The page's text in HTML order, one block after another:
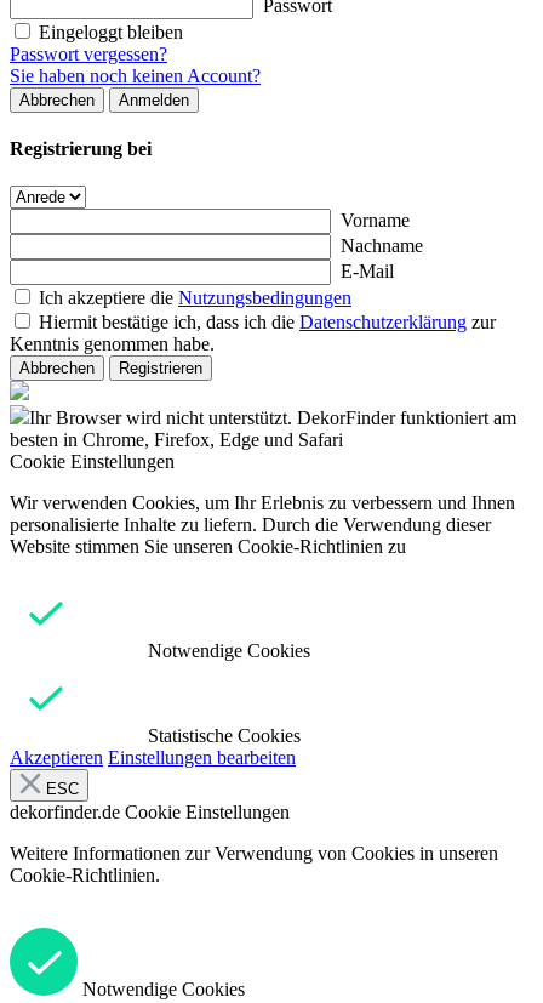
Passwort
Eingeloggt bleiben
Passwort vergessen?
Sie haben noch keinen Account?
Abbrechen Anmelden
Registrierung bei
Vorname
Nachname
E-Mail
Ich akzeptiere die Nutzungsbedingungen
Hiermit bestätige ich, dass ich die Datenschutzerklärung zur
Kenntnis genommen habe.
Abbrechen Registrieren
Ihr Browser wird nicht unterstützt. DekorFinder funktioniert am
besten in Chrome, Firefox, Edge und Safari
Cookie Einstellungen
Wir verwenden Cookies, um Ihr Erlebnis zu verbessern und Ihnen
personalisierte Inhalte zu liefern. Durch die Verwendung dieser
Website stimmen Sie unseren Cookie-Richtlinien zu
Notwendige Cookies
Statistische Cookies
Akzeptieren Einstellungen bearbeiten
ESC
dekorfinder.de Cookie Einstellungen
Weitere Informationen zur Verwendung von Cookies in unseren
Cookie-Richtlinien.
Notwendige Cookies